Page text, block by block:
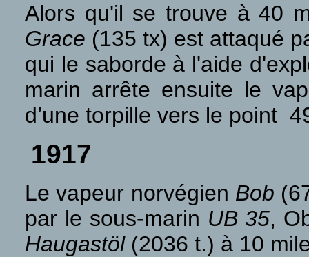
Alors qu'il se trouve à 40
Grace (135 tx) est attaqué
qui le saborde à l'aide
marin arrête ensuite le
d’une torpille vers le point
1917
Le vapeur norvégien Bob
par le sous-marin UB 35,
Haugastöl(2036 t.) à 10